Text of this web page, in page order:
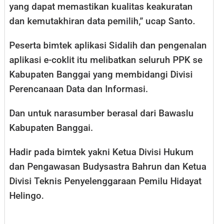
yang dapat memastikan kualitas keakuratan
dan kemutakhiran data pemilih,” ucap Santo.
Peserta bimtek aplikasi Sidalih dan pengenalan
aplikasi e-coklit itu melibatkan seluruh PPK se
Kabupaten Banggai yang membidangi Divisi
Perencanaan Data dan Informasi.
Dan untuk narasumber berasal dari Bawaslu
Kabupaten Banggai.
Hadir pada bimtek yakni Ketua Divisi Hukum
dan Pengawasan Budysastra Bahrun dan Ketua
Divisi Teknis Penyelenggaraan Pemilu Hidayat
Helingo.